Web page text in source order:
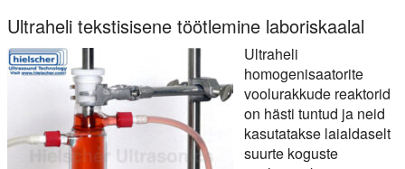
Ultraheli tekstisisene töötlemine laboriskaalal
Ultraheli
homogenisaatorite
voolurakkude reaktorid
on hästi tuntud ja neid
kasutatakse laialdaselt
suurte koguste